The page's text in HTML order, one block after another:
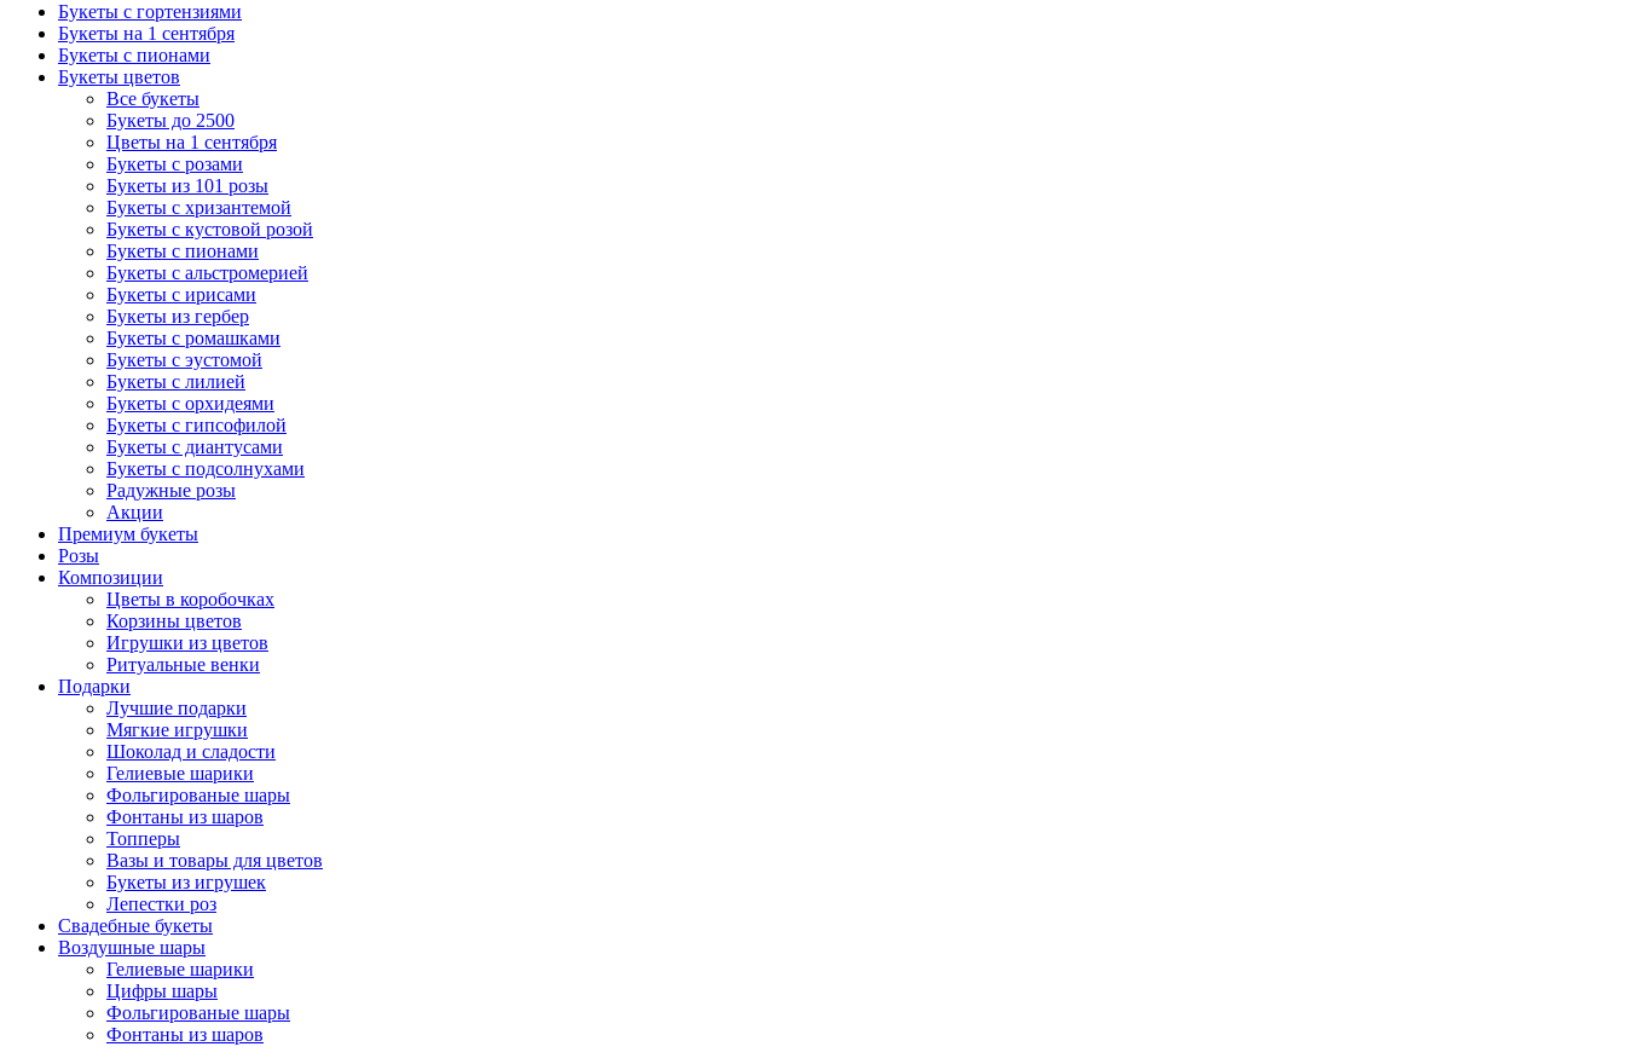
Букеты с гортензиями
Букеты на 1 сентября
Букеты с пионами
Букеты цветов
Все букеты
Букеты до 2500
Цветы на 1 сентября
Букеты с розами
Букеты из 101 розы
Букеты с хризантемой
Букеты с кустовой розой
Букеты с пионами
Букеты с альстромерией
Букеты с ирисами
Букеты из гербер
Букеты с ромашками
Букеты с эустомой
Букеты с лилией
Букеты с орхидеями
Букеты с гипсофилой
Букеты с диантусами
Букеты с подсолнухами
Радужные розы
Акции
Премиум букеты
Розы
Композиции
Цветы в коробочках
Корзины цветов
Игрушки из цветов
Ритуальные венки
Подарки
Лучшие подарки
Мягкие игрушки
Шоколад и сладости
Гелиевые шарики
Фольгированые шары
Фонтаны из шаров
Топперы
Вазы и товары для цветов
Букеты из игрушек
Лепестки роз
Свадебные букеты
Воздушные шары
Гелиевые шарики
Цифры шары
Фольгированые шары
Фонтаны из шаров